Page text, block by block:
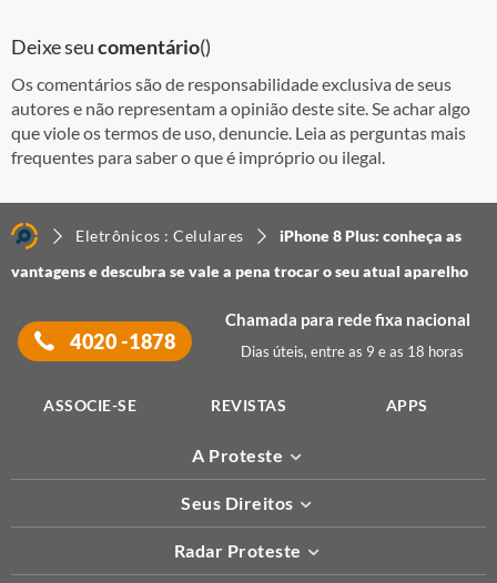
Deixe seucomentário()
Os comentários são de responsabilidade exclusiva de seus
autores e não representam a opinião deste site. Se achar algo
que viole os termos de uso, denuncie. Leia as perguntas mais
frequentes para saber o que é impróprio ou ilegal.
Eletrônicos : Celulares
iPhone 8 Plus: conheça as
vantagens e descubra se vale a pena trocar o seu atual aparelho
4020 -1878
Chamada para rede fixa nacional
Dias úteis, entre as 9 e as 18 horas
ASSOCIE-SE REVISTAS APPS
A Proteste
Seus Direitos
Radar Proteste